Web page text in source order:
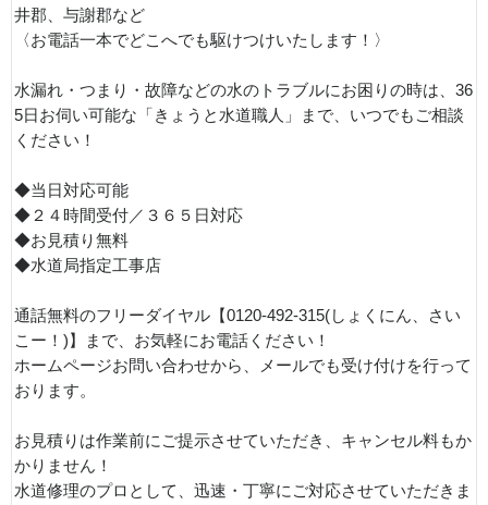
井郡、与謝郡など
〈お電話一本でどこへでも駆けつけいたします！〉
水漏れ・つまり・故障などの水のトラブルにお困りの時は、36
5日お伺い可能な「きょうと水道職人」まで、いつでもご相談
ください！
◆当日対応可能
◆２４時間受付／３６５日対応
◆お見積り無料
◆水道局指定工事店
通話無料のフリーダイヤル【0120-492-315(しょくにん、さい
こー！)】まで、お気軽にお電話ください！
ホームページお問い合わせから、メールでも受け付けを行って
おります。
お見積りは作業前にご提示させていただき、キャンセル料もか
かりません！
水道修理のプロとして、迅速・丁寧にご対応させていただきま